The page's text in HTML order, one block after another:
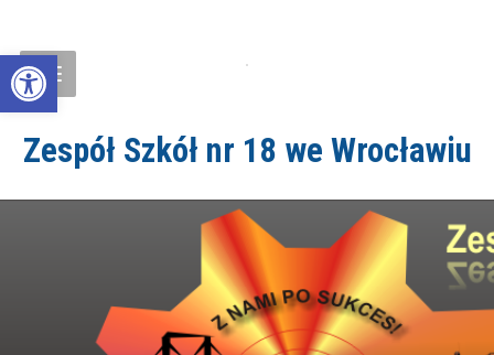
Open toolbar
Zespół Szkół nr 18 we Wrocławiu